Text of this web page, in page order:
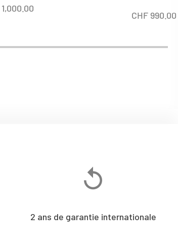
CHF990.00
2 ans de garantie internationale